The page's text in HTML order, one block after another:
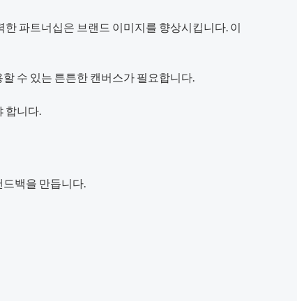
파트너십은 브랜드 이미지를 향상시킵니다. 이
수 있는 튼튼한 캔버스가 필요합니다.
합니다.
백을 만듭니다.